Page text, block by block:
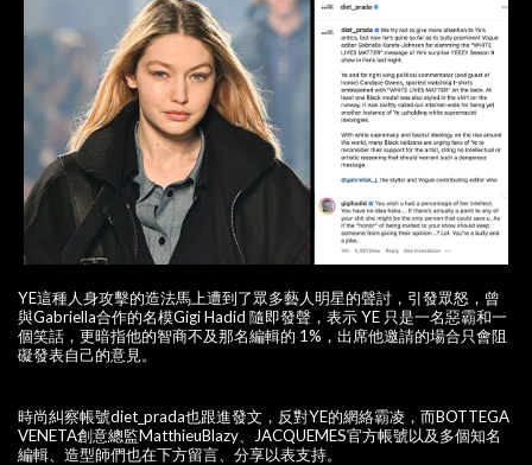
YE這種人身攻擊的造法馬上遭到了眾多藝人明星的聲討，引發眾怒，曾
與Gabriella合作的名模Gigi Hadid 隨即發聲，表示 YE 只是一名惡霸和一
個笑話，更暗指他的智商不及那名編輯的 1%，出席他邀請的場合只會阻
礙發表自己的意見。
時尚糾察帳號diet_prada也跟進發文，反對YE的網絡霸凌，而BOTTEGA
VENETA創意總監MatthieuBlazy、JACQUEMES官方帳號以及多個知名
編輯、造型師們也在下方留言、分享以表支持。